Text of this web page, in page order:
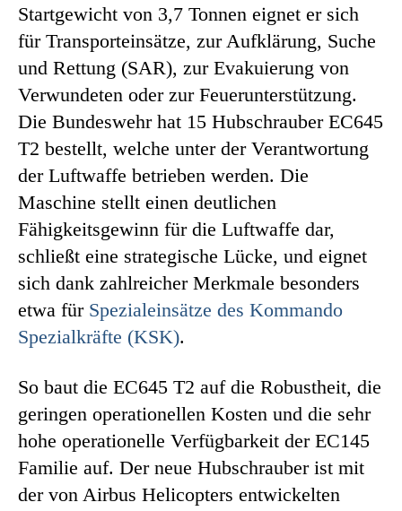
Startgewicht von 3,7 Tonnen eignet er sich
für Transporteinsätze, zur Aufklärung, Suche
und Rettung (SAR), zur Evakuierung von
Verwundeten oder zur Feuerunterstützung.
Die Bundeswehr hat 15 Hubschrauber EC645
T2 bestellt, welche unter der Verantwortung
der Luftwaffe betrieben werden. Die
Maschine stellt einen deutlichen
Fähigkeitsgewinn für die Luftwaffe dar,
schließt eine strategische Lücke, und eignet
sich dank zahlreicher Merkmale besonders
etwa für Spezialeinsätze des Kommando
Spezialkräfte (KSK).
So baut die EC645 T2 auf die Robustheit, die
geringen operationellen Kosten und die sehr
hohe operationelle Verfügbarkeit der EC145
Familie auf. Der neue Hubschrauber ist mit
der von Airbus Helicopters entwickelten